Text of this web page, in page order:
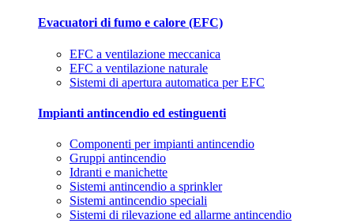
Evacuatori di fumo e calore (EFC)
EFC a ventilazione meccanica
EFC a ventilazione naturale
Sistemi di apertura automatica per EFC
Impianti antincendio ed estinguenti
Componenti per impianti antincendio
Gruppi antincendio
Idranti e manichette
Sistemi antincendio a sprinkler
Sistemi antincendio speciali
Sistemi di rilevazione ed allarme antincendio